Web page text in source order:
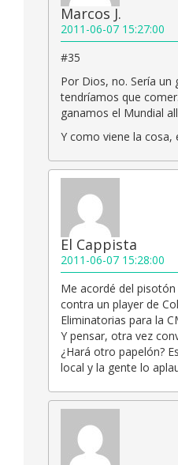
Marcos J.
2011-06-07 15:27:00
#35
Por Dios, no. Sería
tendríamos que
ganamos el Mundial
Y como viene la cosa,
El Cappista
2011-06-07 15:28:00
Me acordé del
contra un player de
Eliminatorias para la
Y pensar, otra vez
¿Hará otro papelón?
local y la gente lo